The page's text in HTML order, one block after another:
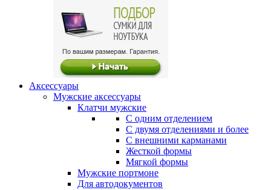
Аксессуары
Мужские аксессуары
Клатчи мужские
С одним отделением
С двумя отделениями и более
С внешними карманами
Жесткой формы
Мягкой формы
Мужские портмоне
Для автодокументов